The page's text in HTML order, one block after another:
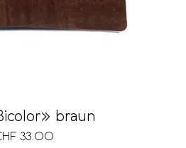
braun
33.00